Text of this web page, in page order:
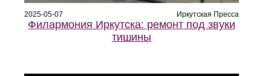
2025-05-07 Иркутская Пресса
Филармония Иркутска: ремонт под звуки
тишины